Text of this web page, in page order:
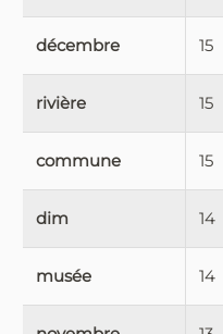
décembre 15
rivière 15
commune 15
dim 14
musée 14